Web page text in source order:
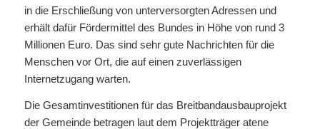
in die Erschließung von unterversorgten Adressen und
erhält dafür Fördermittel des Bundes in Höhe von rund 3
Millionen Euro. Das sind sehr gute Nachrichten für die
Menschen vor Ort, die auf einen zuverlässigen
Internetzugang warten.
Die Gesamtinvestitionen für das Breitbandausbauprojekt
der Gemeinde betragen laut dem Projektträger atene